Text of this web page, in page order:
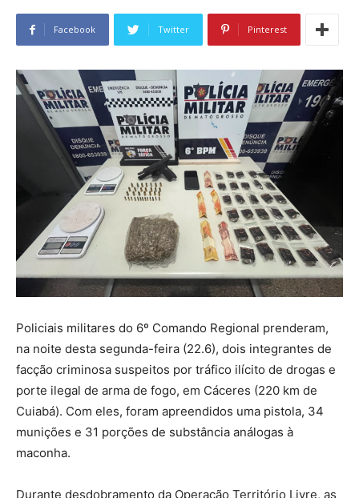
Facebook Twitter Pinterest
Policiais militares do 6º Comando Regional prenderam,
na noite desta segunda-feira (22.6), dois integrantes de
facção criminosa suspeitos por tráfico ilícito de drogas e
porte ilegal de arma de fogo, em Cáceres (220 km de
Cuiabá). Com eles, foram apreendidos uma pistola, 34
munições e 31 porções de substância análogas à
maconha.
Durante desdobramento da Operação Território Livre, as